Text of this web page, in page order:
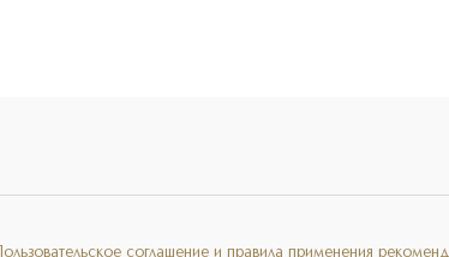
Пользовательское соглашение и правила применения